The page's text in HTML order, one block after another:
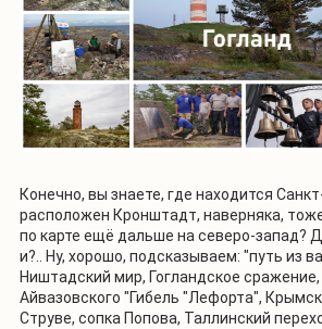
Конечно, вы знаете, где находится
расположен Кронштадт, наверняка,
по карте ещё дальше на северо-запад?
и?.. Ну, хорошо, подсказываем: "путь из
Ништадский мир, Гогландское сражение,
Айвазовского "Гибель "Лефорта",
Струве, сопка Попова, Таллинский